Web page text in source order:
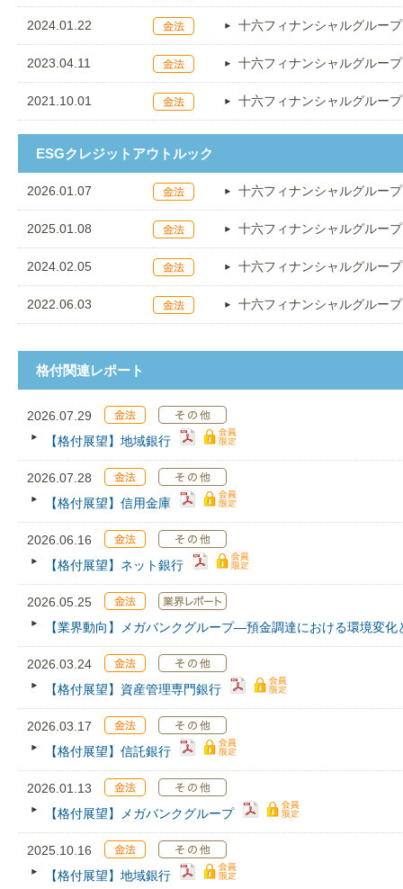
2024.01.22 十六フィナンシャルグループ
2023.04.11 十六フィナンシャルグループ
2021.10.01 十六フィナンシャルグループ
ESGクレジットアウトルック
2026.01.07 十六フィナンシャルグループ
2025.01.08 十六フィナンシャルグループ
2024.02.05 十六フィナンシャルグループ
2022.06.03 十六フィナンシャルグループ
格付関連レポート
2026.07.29
【格付展望】地域銀行
2026.07.28
【格付展望】信用金庫
2026.06.16
【格付展望】ネット銀行
2026.05.25
【業界動向】メガバンクグループ―預金調達における環境変
2026.03.24
【格付展望】資産管理専門銀行
2026.03.17
【格付展望】信託銀行
2026.01.13
【格付展望】メガバンクグループ
2025.10.16
【格付展望】地域銀行